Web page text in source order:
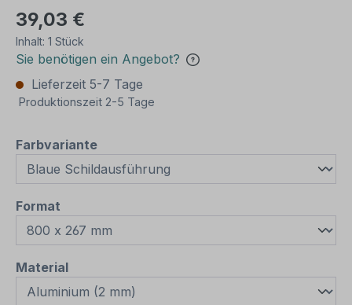
39,03 €
Inhalt: 1 Stück
Sie benötigen ein Angebot?
Lieferzeit 5-7 Tage
Produktionszeit 2-5 Tage
Farbvarianteauswählen
Format
Materialauswählen